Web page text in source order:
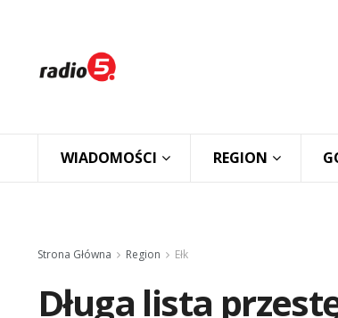
WIADOMOŚCI REGION
Strona Główna Region Ełk
Długa lista